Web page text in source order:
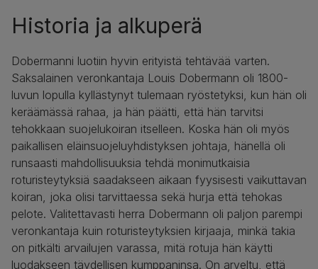
Historia ja alkuperä
Dobermanni luotiin hyvin erityistä tehtävää varten.
Saksalainen veronkantaja Louis Dobermann oli 1800-
luvun lopulla kyllästynyt tulemaan ryöstetyksi, kun hän oli
keräämässä rahaa, ja hän päätti, että hän tarvitsi
tehokkaan suojelukoiran itselleen. Koska hän oli myös
paikallisen eläinsuojeluyhdistyksen johtaja, hänellä oli
runsaasti mahdollisuuksia tehdä monimutkaisia
roturisteytyksiä saadakseen aikaan fyysisesti vaikuttavan
koiran, joka olisi tarvittaessa sekä hurja että tehokas
pelote. Valitettavasti herra Dobermann oli paljon parempi
veronkantaja kuin roturisteytyksien kirjaaja, minkä takia
on pitkälti arvailujen varassa, mitä rotuja hän käytti
luodakseen täydellisen kumppaninsa. On arveltu, että